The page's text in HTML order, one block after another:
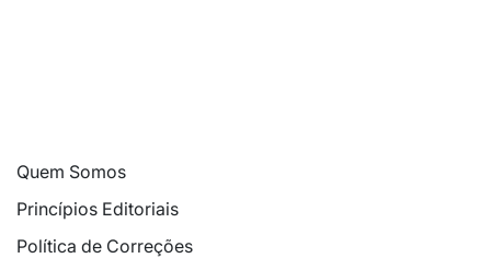
Quem Somos
Princípios Editoriais
Política de Correções